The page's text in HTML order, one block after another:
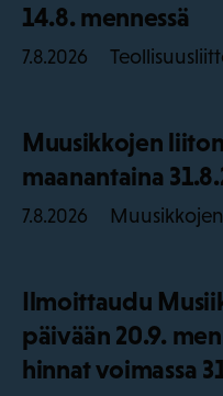
14.8. mennessä
7.8.2026
Muusikkojen
maanantaina
7.8.2026
Ilmoittaudu
päivään 20.9.
hinnat voimassa